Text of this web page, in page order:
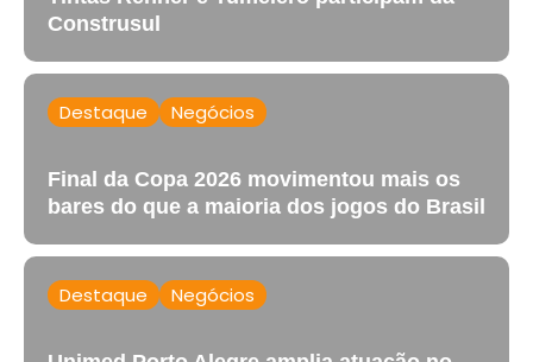
Construsul
Destaque Negócios
Final da Copa 2026 movimentou mais os
bares do que a maioria dos jogos do Brasil
Destaque Negócios